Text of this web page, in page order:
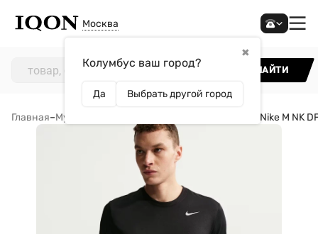
Москва
✖
Колумбус ваш город?
Да Выбрать другой город
НАЙТИ
Главная–Мужчинам Футболка Nike M NK